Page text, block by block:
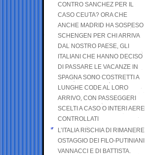
CONTRO SANCHEZ PER IL
CASO CEUTA? ORA CHE
ANCHE MADRID HA SOSPESO
SCHENGEN PER CHI ARRIVA
DAL NOSTRO PAESE, GLI
ITALIANI CHE HANNO DECISO
DI PASSARE LE VACANZE IN
SPAGNA SONO COSTRETTI A
LUNGHE CODE AL LORO
ARRIVO, CON PASSEGGERI
SCELTI A CASO O INTERI AEREI
CONTROLLATI
L’ITALIA RISCHIA DI RIMANERE
OSTAGGIO DEI FILO-PUTINIANI
VANNACCI E DI BATTISTA.